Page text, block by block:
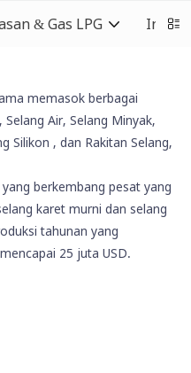
& Gas LPG
memasok berbagai
Air, Selang Minyak,
Silikon , dan Rakitan Selang,
berkembang pesat yang
karet murni dan selang
tahunan yang
25 juta USD.